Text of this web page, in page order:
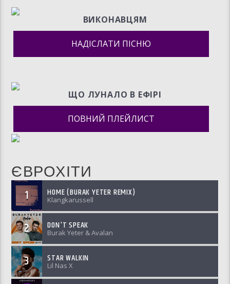
ВИКОНАВЦЯМ
НАДІСЛАТИ ПІСНЮ
ЩО ЛУНАЛО В ЕФIРI
ПОВНИЙ ПЛЕЙЛИСТ
ЄВРОХІТИ
1 HOME (BURAK YETER REMIX)
Klangkarussell
2 DON'T SPEAK
Burak Yeter & Avalan
3 STAR WALKIN
Lil Nas X